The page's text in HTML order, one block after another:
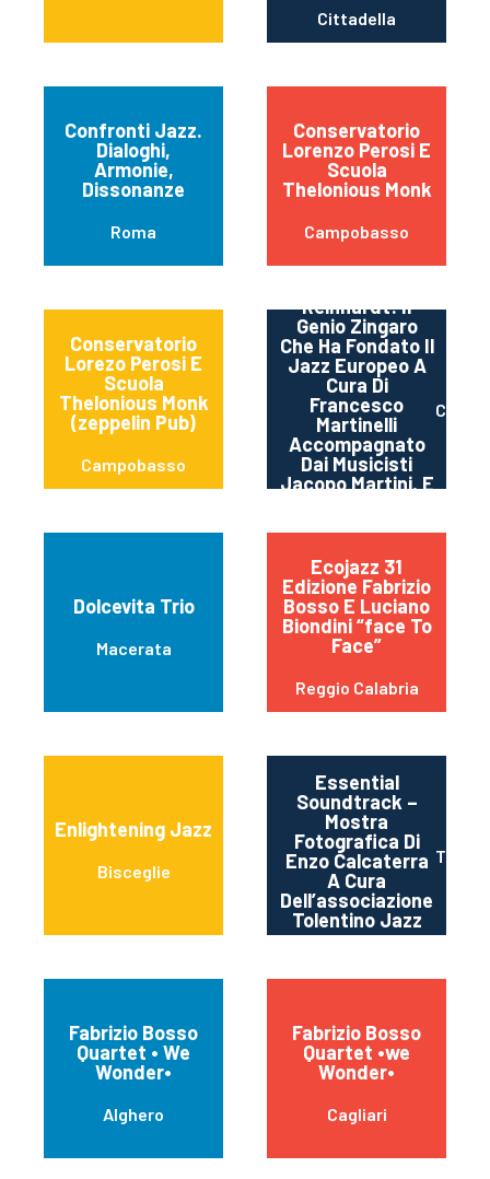
Cittadella
Confronti Jazz.
Dialoghi,
Armonie,
Dissonanze
Roma
Conservatorio
Lorenzo Perosi E
Scuola
Thelonious Monk
Campobasso
Conservatorio
Lorezo Perosi E
Scuola
Thelonious Monk
(zeppelin Pub)
Campobasso
Reinhardt: Il
Genio Zingaro
Che Ha Fondato Il
Jazz Europeo A
Cura Di
Francesco
Martinelli
Accompagnato
Dai Musicisti
Jacopo Martini, E
Dolcevita Trio
Macerata
Ecojazz 31
Edizione Fabrizio
Bosso E Luciano
Biondini “face To
Face”
Reggio Calabria
Enlightening Jazz
Bisceglie
Essential
Soundtrack –
Mostra
Fotografica Di
Enzo Calcaterra
A Cura
Dell’associazione
Tolentino Jazz
Fabrizio Bosso
Quartet • We
Wonder•
Alghero
Fabrizio Bosso
Quartet •we
Wonder•
Cagliari